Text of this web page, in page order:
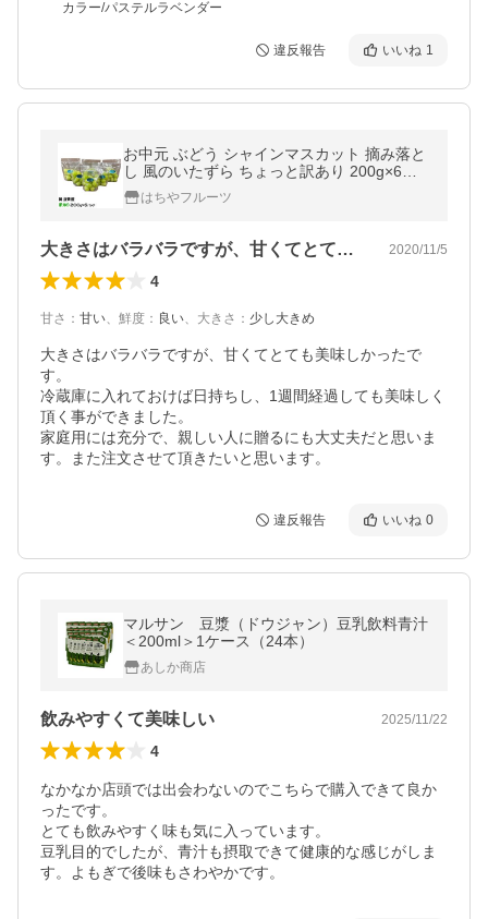
カラー/パステルラベンダー
違反報告 いいね 1
お中元 ぶどう シャインマスカット 摘み落と
し 風のいたずら ちょっと訳あり 200g×6パ
ック 岡山県産 ギフト 葡萄 ぶどう ブドウ ギ
フト お取り寄せ
はちやフルーツ
大きさはバラバラですが、甘くてとても美… 2020/11/5
4
甘さ ： 甘い、 鮮度 ： 良い、 大きさ ： 少し大きめ
大きさはバラバラですが、甘くてとても美味しかったで
す。
冷蔵庫に入れておけば日持ちし、1週間経過しても美味しく
頂く事ができました。
家庭用には充分で、親しい人に贈るにも大丈夫だと思いま
す。また注文させて頂きたいと思います。
違反報告 いいね 0
マルサン 豆漿（ドウジャン）豆乳飲料青汁
＜200ml＞1ケース（24本）
あしか商店
飲みやすくて美味しい 2025/11/22
4
なかなか店頭では出会わないのでこちらで購入できて良か
ったです。
とても飲みやすく味も気に入っています。
豆乳目的でしたが、青汁も摂取できて健康的な感じがしま
す。よもぎで後味もさわやかです。